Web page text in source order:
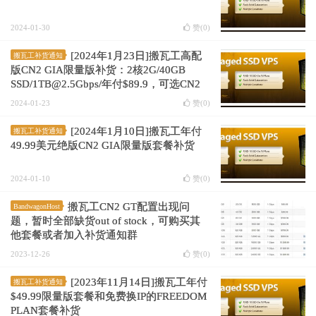
2024-01-30 赞(0)
搬瓦工补货通知
[2024年1月23日]搬瓦工高配
版CN2 GIA限量版补货：2核2G/40GB
SSD/1TB@2.5Gbps/年付$89.9，可选CN2
GIA/日本软银/联通AS9929
2024-01-23 赞(0)
搬瓦工补货通知
[2024年1月10日]搬瓦工年付
49.99美元绝版CN2 GIA限量版套餐补货
2024-01-10 赞(0)
BandwagonHost
搬瓦工CN2 GT配置出现问
题，暂时全部缺货out of stock，可购买其
他套餐或者加入补货通知群
2023-12-26 赞(0)
搬瓦工补货通知
[2023年11月14日]搬瓦工年付
$49.99限量版套餐和免费换IP的FREEDOM
PLAN套餐补货